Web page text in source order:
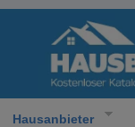
Hausanbieter